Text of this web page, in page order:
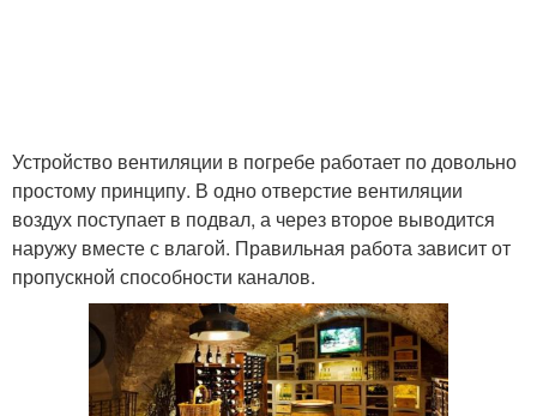
Устройство вентиляции в погребе работает по довольно
простому принципу. В одно отверстие вентиляции
воздух поступает в подвал, а через второе выводится
наружу вместе с влагой. Правильная работа зависит от
пропускной способности каналов.